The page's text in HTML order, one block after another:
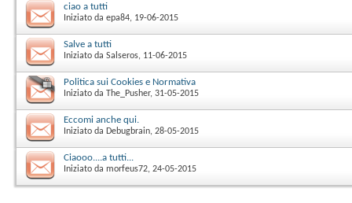
ciao a tutti
Iniziato da epa84‎, 19-06-2015
Salve a tutti
Iniziato da Salseros‎, 11-06-2015
Politica sui Cookies e Normativa
Iniziato da The_Pusher‎, 31-05-2015
Eccomi anche qui.
Iniziato da Debugbrain‎, 28-05-2015
Ciaooo....a tutti...
Iniziato da morfeus72‎, 24-05-2015